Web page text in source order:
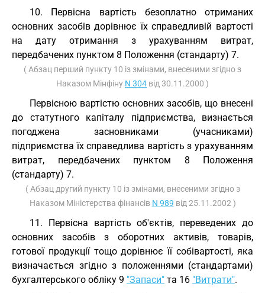
10. Первісна вартість безоплатно отриманих
основних засобів дорівнює їх справедливій вартості
на дату отримання з урахуванням витрат,
передбачених пунктом 8 Положення (стандарту) 7.
( Абзац перший пункту 10 із змінами, внесеними згідно з
Наказом Мінфіну N 304 від 30.11.2000 )
Первісною вартістю основних засобів, що внесені
до статутного капіталу підприємства, визнається
погоджена засновниками (учасниками)
підприємства їх справедлива вартість з урахуванням
витрат, передбачених пунктом 8 Положення
(стандарту) 7.
( Абзац другий пункту 10 із змінами, внесеними згідно з
Наказом Міністерства фінансів N 989 від 25.11.2002 )
11. Первісна вартість об'єктів, переведених до
основних засобів з оборотних активів, товарів,
готової продукції тощо дорівнює її собівартості, яка
визначається згідно з положеннями (стандартами)
бухгалтерського обліку 9 "Запаси" та 16 "Витрати".